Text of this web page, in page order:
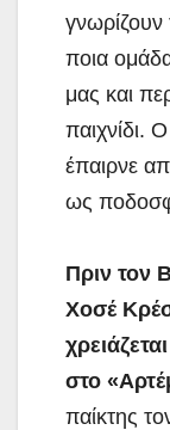
γνωρίζουν
ποια
μας και
παιχνίδι.
έπαιρνε
ως
Πριν τον
Χοσέ
στο
παίκτης